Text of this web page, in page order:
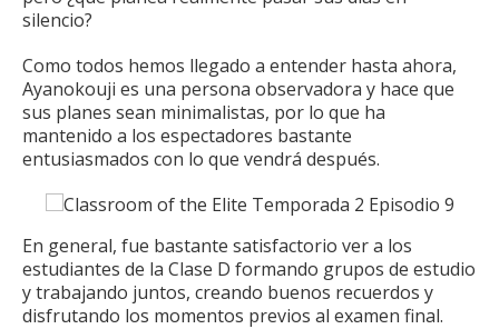
silencio?
Como todos hemos llegado a entender hasta ahora,
Ayanokouji es una persona observadora y hace que
sus planes sean minimalistas, por lo que ha
mantenido a los espectadores bastante
entusiasmados con lo que vendrá después.
En general, fue bastante satisfactorio ver a los
estudiantes de la Clase D formando grupos de estudio
y trabajando juntos, creando buenos recuerdos y
disfrutando los momentos previos al examen final.